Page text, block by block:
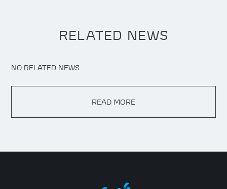
RELATED NEWS
NO RELATED NEWS
READ MORE